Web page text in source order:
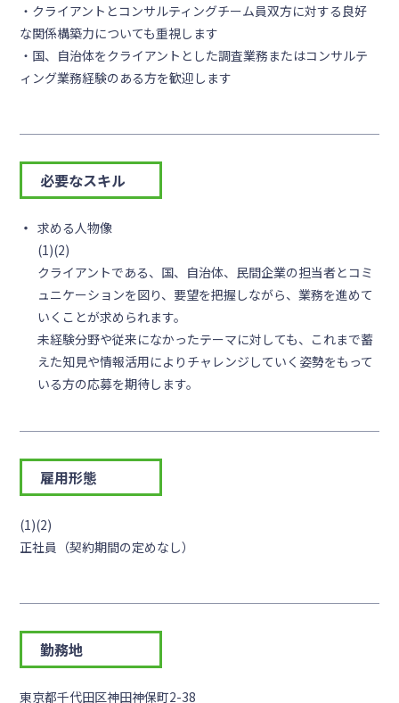
・クライアントとコンサルティングチーム員双方に対する良好
な関係構築力についても重視します
・国、自治体をクライアントとした調査業務またはコンサルテ
ィング業務経験のある方を歓迎します
必要なスキル
求める人物像
(1)(2)
クライアントである、国、自治体、民間企業の担当者とコミ
ュニケーションを図り、要望を把握しながら、業務を進めて
いくことが求められます。
未経験分野や従来になかったテーマに対しても、これまで蓄
えた知見や情報活用によりチャレンジしていく姿勢をもって
いる方の応募を期待します。
雇用形態
(1)(2)
正社員（契約期間の定めなし）
勤務地
東京都千代田区神田神保町2-38